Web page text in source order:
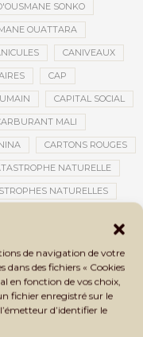
de navigation de votre
dans des fichiers « Cookies
en fonction de vos choix,
fichier enregistré sur le
d’identifier le
SONKO
OUATTARA
CANIVEAUX
CAP
CAPITAL SOCIAL
MALI
CARTONS ROUGES
NATURELLE
NATURELLES
NATIONALE CEMAC
CENSURE
SOLAIRE
CENTRALES SOLAIRES